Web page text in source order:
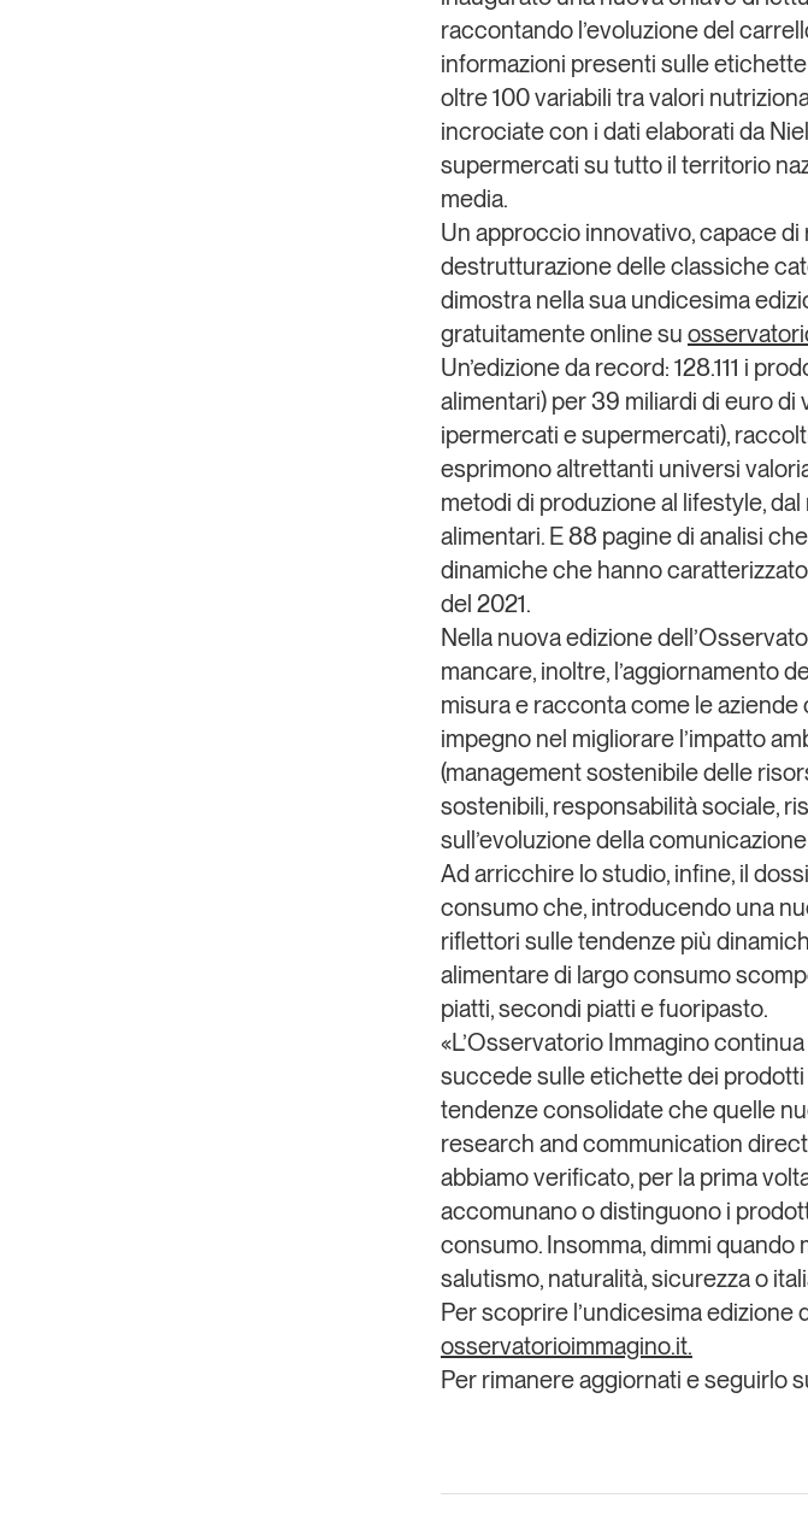
raccontando l’evoluzione del
informazioni presenti sulle
oltre 100 variabili tra valori
incrociate con i dati elaborati da
supermercati su tutto il territorio
media.
Un approccio innovativo, capace
destrutturazione delle classiche
dimostra nella sua undicesima
gratuitamente onlinesu
Un’edizione da record: 128.111 i
alimentari) per39 miliardi di euro di
ipermercati e supermercati),
esprimono altrettanti universi
metodi di produzione al lifestyle,
alimentari. E88 paginedi analisi
dinamiche che hanno
del 2021.
Nella nuova edizione
mancare, inoltre, l’aggiornamento
misura e racconta come le
impegno nel migliorare l’impatto
(management sostenibile delle
sostenibili, responsabilità sociale,
sull’evoluzione della
Ad arricchire lo studio, infine, il
consumoche, introducendo una
riflettori sulle tendenze più
alimentare di largo consumo
piatti, secondi piatti e fuoripasto.
«L’Osservatorio Immagino
succede sulle etichette dei
tendenze consolidate che quelle
research and communication
abbiamo verificato, per la prima
accomunano o distinguono i
consumo. Insomma, dimmi
salutismo, naturalità, sicurezza o
Per scoprire l’undicesima edizione
osservatorioimmagino.it.
Per rimanere aggiornati e seguirlo